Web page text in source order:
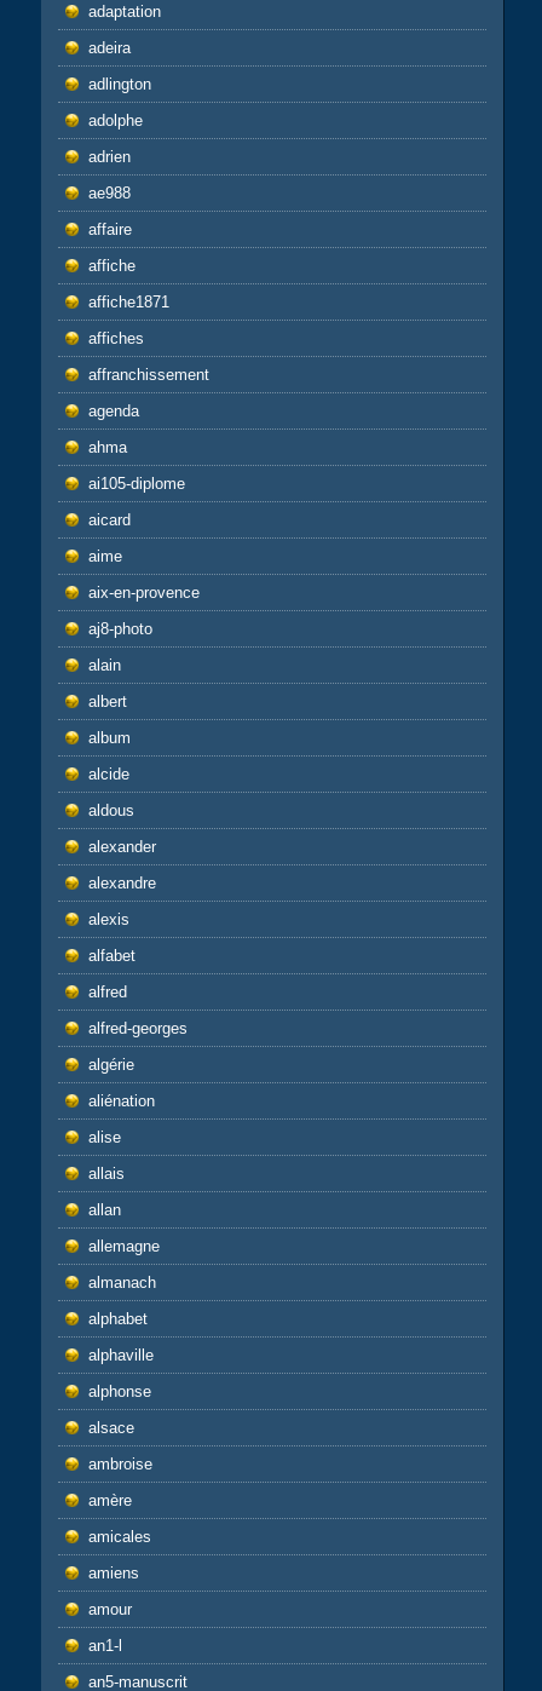
adaptation
adeira
adlington
adolphe
adrien
ae988
affaire
affiche
affiche1871
affiches
affranchissement
agenda
ahma
ai105-diplome
aicard
aime
aix-en-provence
aj8-photo
alain
albert
album
alcide
aldous
alexander
alexandre
alexis
alfabet
alfred
alfred-georges
algérie
aliénation
alise
allais
allan
allemagne
almanach
alphabet
alphaville
alphonse
alsace
ambroise
amère
amicales
amiens
amour
an1-l
an5-manuscrit